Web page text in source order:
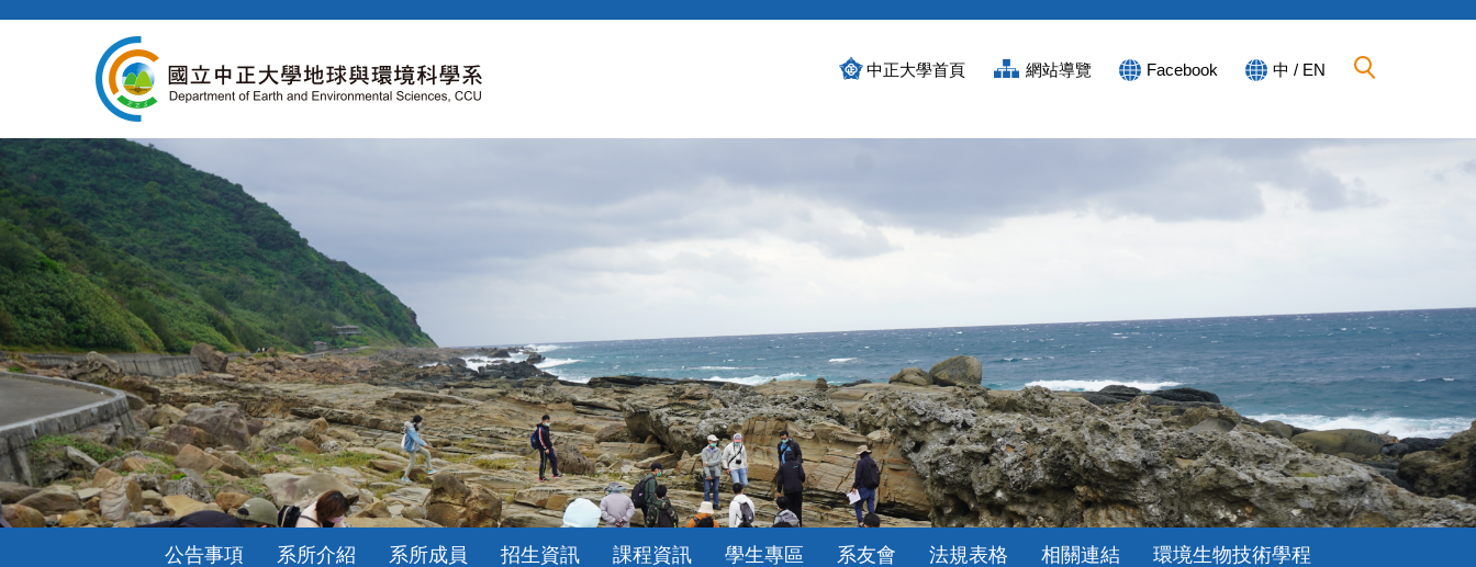
內
容
區
中正大學首頁 網站導覽 Facebook 中 / EN
公告事項 系所介紹 系所成員 招生資訊 課程資訊 學生專區 系友會 法規表格 相關連結 環境生物技術學程